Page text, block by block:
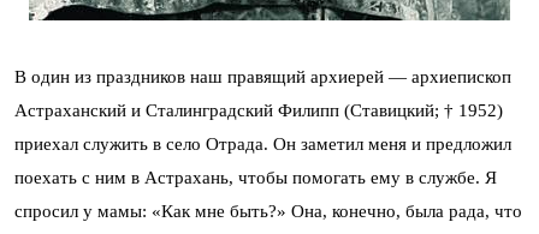
В один из праздников наш правящий архиерей — архиепископ
Астраханский и Сталинградский Филипп (Ставицкий; † 1952)
приехал служить в село Отрада. Он заметил меня и предложил
поехать с ним в Астрахань, чтобы помогать ему в службе. Я
спросил у мамы: «Как мне быть?» Она, конечно, была рада, что